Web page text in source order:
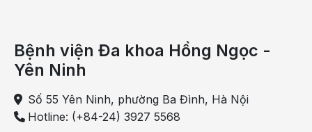
Chữa ợ hơi cho bà bầu an toàn, hiệu quả
Chữa đau dạ dày bằng nghệ có thực sự
hiệu quả không?
Bệnh viện Đa khoa Hồng Ngọc -
Yên Ninh
Số 55 Yên Ninh, phường Ba Đình, Hà Nội
Hotline: (+84-24) 3927 5568